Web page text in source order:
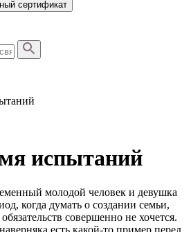
сертификат
испытаний
молодой человек и девушка
когда думать о создании семьи,
совершенно не хочется.
есть какой-то пример перед